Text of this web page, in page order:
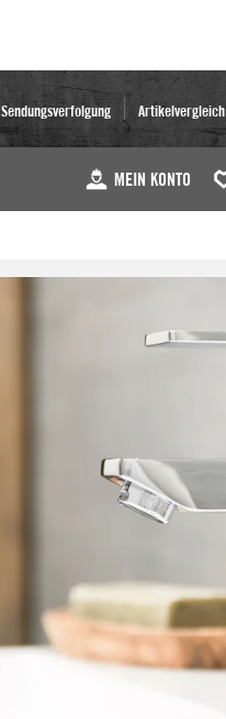
Sendungsverfolgung Artikelvergleich
MEIN KONTO